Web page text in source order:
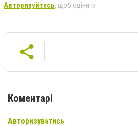
Авторизуйтесь, щоб оцінити
Коментарі
Авторизуватись